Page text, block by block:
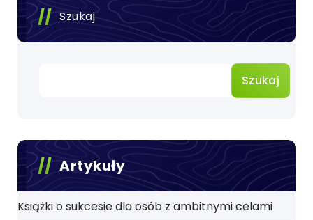
Szukaj
Szukaj
Artykuły
Książki o sukcesie dla osób z ambitnymi celami